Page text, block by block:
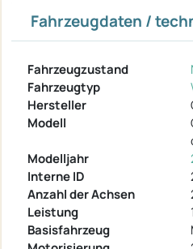
Fahrzeugdaten /
Fahrzeugzustand
Fahrzeugtyp
Hersteller
Modell
Modelljahr
Interne ID
Anzahl der Achsen
Leistung
Basisfahrzeug